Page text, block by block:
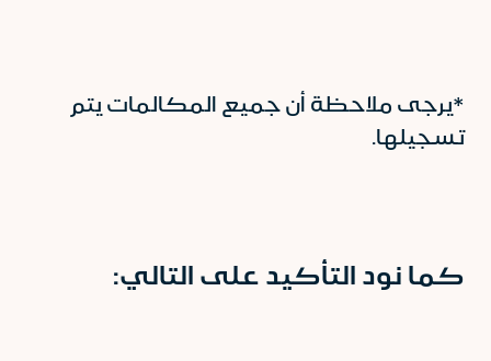
*يرجى ملاحظة أن جميع المكالمات يتم
تسجيلها.
كما نود التأكيد على التالي: